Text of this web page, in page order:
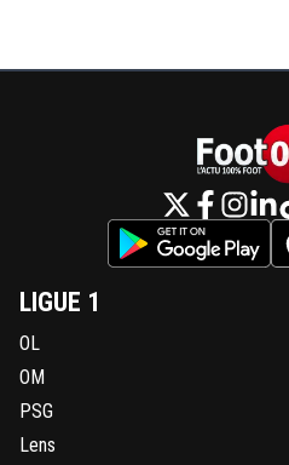
LIGUE 1
OL
OM
PSG
Lens